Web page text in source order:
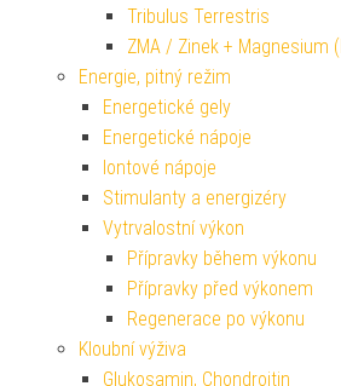
Tribulus Terrestris
ZMA / Zinek + Magnesium
Energie, pitný režim
Energetické gely
Energetické nápoje
Iontové nápoje
Stimulanty a energizéry
Vytrvalostní výkon
Přípravky během výkonu
Přípravky před výkonem
Regenerace po výkonu
Kloubní výživa
Glukosamin, Chondroitin